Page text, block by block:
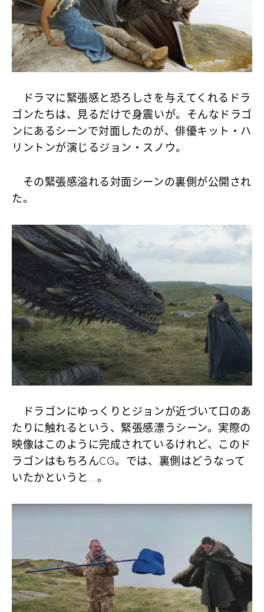
ドラマに緊張感と恐ろしさを与えてくれるドラ
ゴンたちは、見るだけで身震いが。そんなドラゴ
ンにあるシーンで対面したのが、俳優キット・ハ
リントンが演じるジョン・スノウ。
その緊張感溢れる対面シーンの裏側が公開され
た。
ドラゴンにゆっくりとジョンが近づいて口のあ
たりに触れるという、緊張感漂うシーン。実際の
映像はこのように完成されているけれど、このド
ラゴンはもちろんCG。では、裏側はどうなって
いたかというと…。